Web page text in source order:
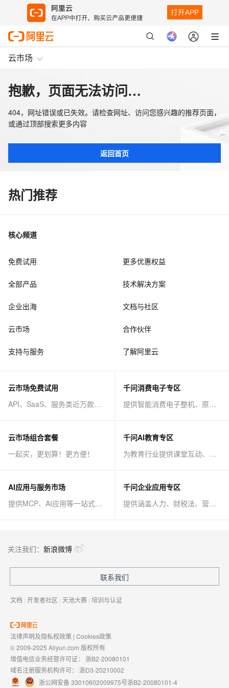
云市场
抱歉，页面无法访问…
404，网址错误或已失效。请检查网址、访问您感兴趣的推荐页面，
或通过顶部搜索更多内容
返回首页
热门推荐
核心频道
免费试用 更多优惠权益
全部产品 技术解决方案
企业出海 文档与社区
云市场 合作伙伴
支持与服务 了解阿里云
云市场免费试用
API、SaaS、服务类近万款商品免费试！
千问消费电子专区
提供智能消费电子整机、原子能力等AI方案
云市场组合套餐
一起买，更划算！更方便！
千问AI教育专区
为教育行业提供课堂互动、课程制作等AI方案
AI应用与服务市场
提供MCP、AI应用等一站式AI解决方案
千问企业应用专区
提供涵盖人力、财税法、营销、客服等AI方案
关注我们： 新浪微博
联系我们
文档 | 开发者社区 | 天池大赛 | 培训与认证
法律声明及隐私权政策 | Cookies政策
© 2009-2025 Aliyun.com 版权所有
增值电信业务经营许可证： 浙B2-20080101
域名注册服务机构许可： 浙D3-20210002
浙公网安备 33010602009975号浙B2-20080101-4